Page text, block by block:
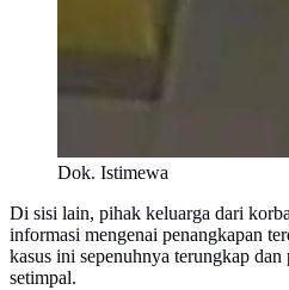
Dok. Istimewa
Di sisi lain, pihak keluarga dari
informasi mengenai penangkapan
kasus ini sepenuhnya terungkap
setimpal.